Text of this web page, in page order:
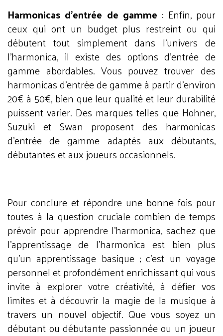
Harmonicas d'entrée de gamme : Enfin, pour
ceux qui ont un budget plus restreint ou qui
débutent tout simplement dans l'univers de
l'harmonica, il existe des options d'entrée de
gamme abordables. Vous pouvez trouver des
harmonicas d'entrée de gamme à partir d'environ
20€ à 50€, bien que leur qualité et leur durabilité
puissent varier. Des marques telles que Hohner,
Suzuki et Swan proposent des harmonicas
d'entrée de gamme adaptés aux débutants,
débutantes et aux joueurs occasionnels.
Pour conclure et répondre une bonne fois pour
toutes à la question cruciale combien de temps
prévoir pour apprendre l'harmonica, sachez que
l'apprentissage de l'harmonica est bien plus
qu'un apprentissage basique ; c'est un voyage
personnel et profondément enrichissant qui vous
invite à explorer votre créativité, à défier vos
limites et à découvrir la magie de la musique à
travers un nouvel objectif. Que vous soyez un
débutant ou débutante passionnée ou un joueur